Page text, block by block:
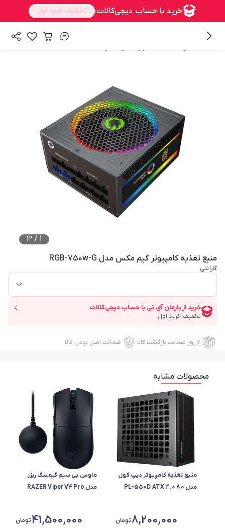
1
/
3
منبع تغذیه کامپیوتر گیم مکس مدل RGB-750w-G
گارانتی
۷ روز ضمانت بازگشت کالا ضمانت اصل بودن کالا
محصولات مشابه
منبع تغذیه کامپیوتر دیپ کول
مدل PL-550D ATX 3.0 80
8,200,000تومان
ماوس بی سیم گیمینگ ریزر
مدل RAZER Viper V4 Pro
41,500,000تومان